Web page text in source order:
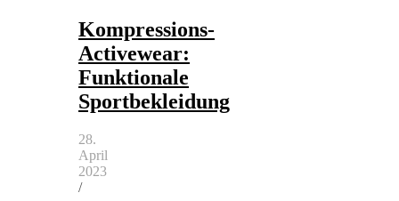
Kompressions-
Activewear:
Funktionale
Sportbekleidung
28.
April
2023
/